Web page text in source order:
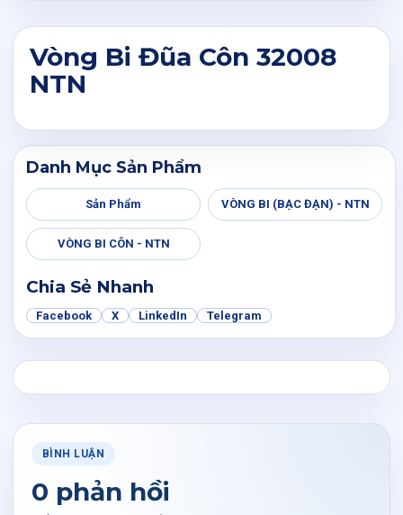
Vòng Bi Đũa Côn 32008
NTN
Danh Mục Sản Phẩm
Sản Phẩm VÒNG BI (BẠC ĐẠN) - NTN
VÒNG BI CÔN - NTN
Chia Sẻ Nhanh
Facebook X LinkedIn Telegram
BÌNH LUẬN
0 phản hồi